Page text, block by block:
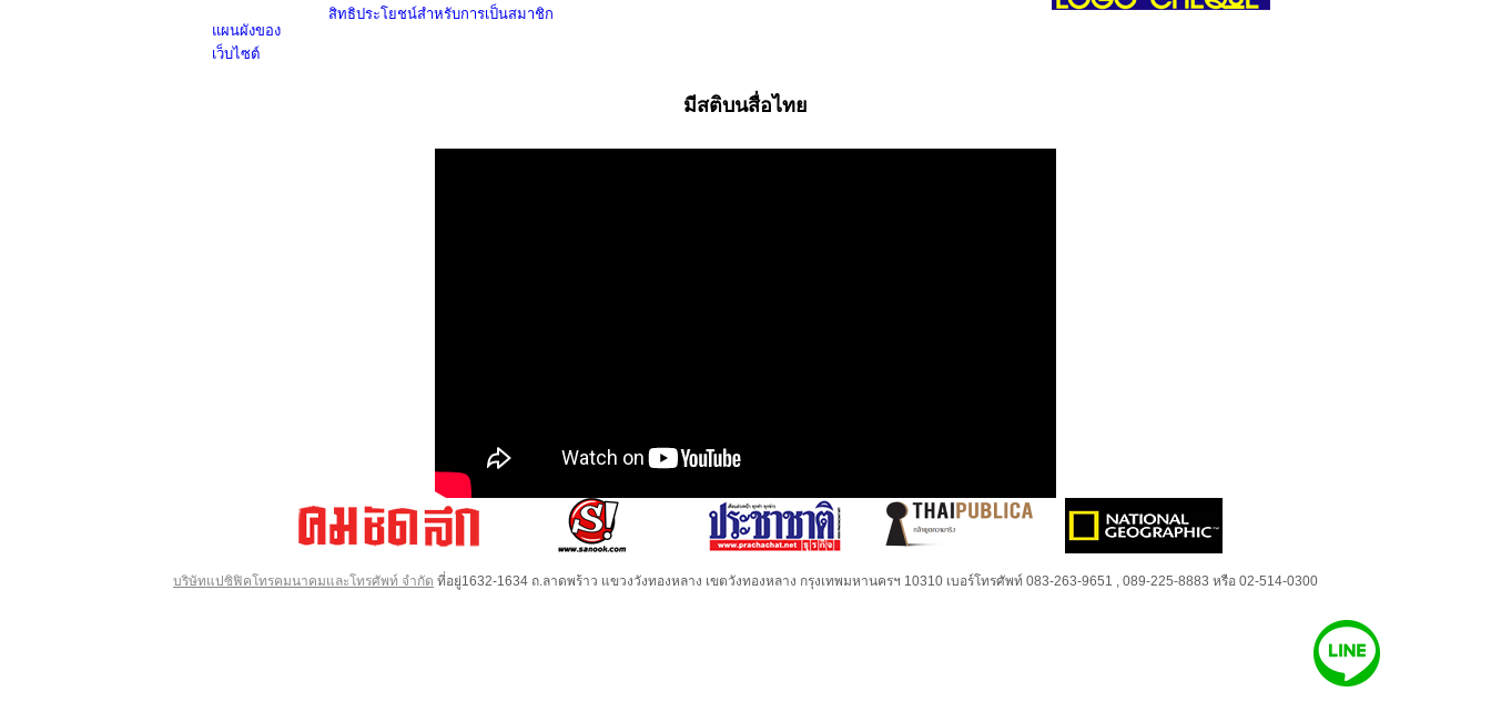
แผนผังของ
เว็บไซต์
สิทธิประโยชน์สำหรับการเป็นสมาชิก
มีสติบนสื่อไทย
บริษัทแปซิฟิคโทรคมนาคมและโทรศัพท์ จำกัด ที่อยู่1632-1634 ถ.ลาดพร้าว แขวงวังทองหลาง เขตวังทองหลาง กรุงเทพมหานครฯ 10310 เบอร์โทรศัพท์ 083-263-9651 , 089-225-8883 หรือ 02-514-0300